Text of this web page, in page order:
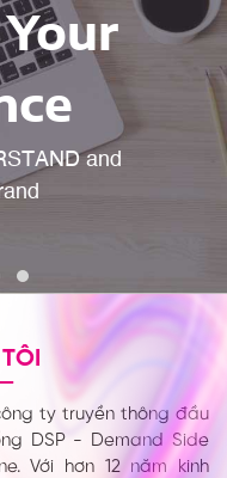
and
ty truyền thông đầu
DSP - Demand Side
Với hơn 12 năm kinh